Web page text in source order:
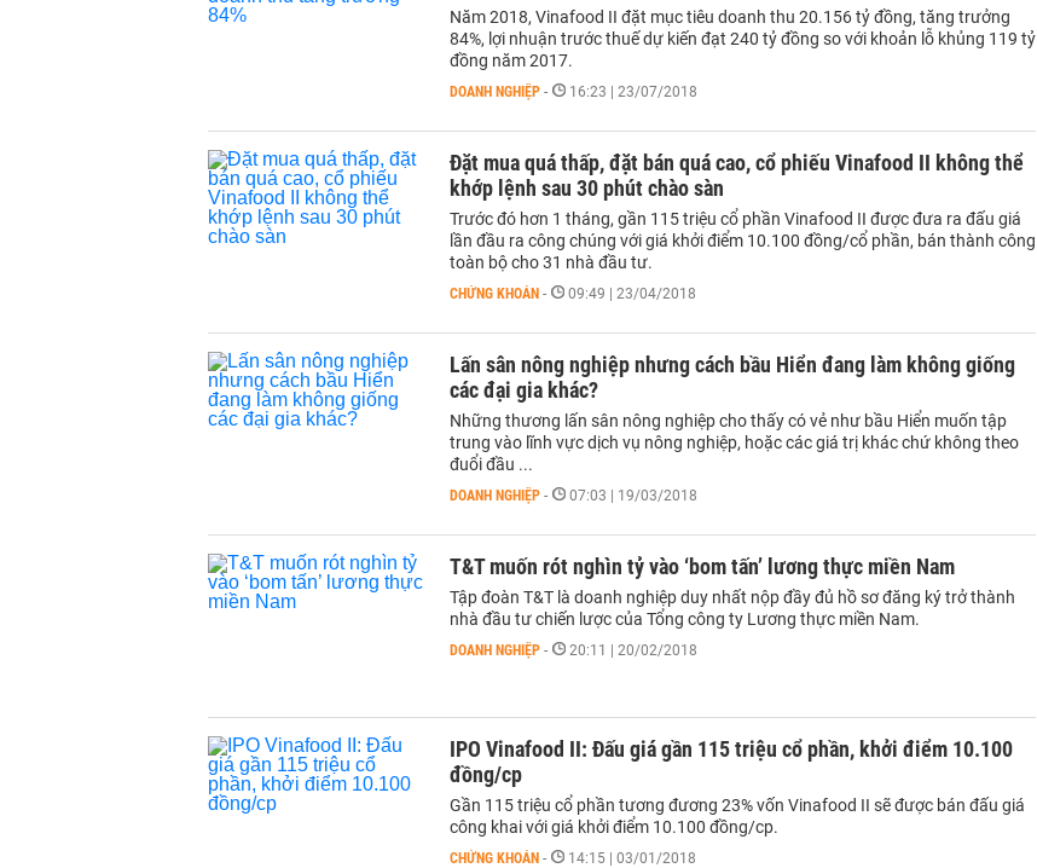
Năm 2018, Vinafood II đặt mục tiêu doanh thu 20.156 tỷ đồng, tăng trưởng
84%, lợi nhuận trước thuế dự kiến đạt 240 tỷ đồng so với khoản lỗ khủng 119 tỷ
đồng năm 2017.
DOANH NGHIỆP - 16:23 | 23/07/2018
Đặt mua quá thấp, đặt bán quá cao, cổ phiếu Vinafood II không thể
khớp lệnh sau 30 phút chào sàn
Trước đó hơn 1 tháng, gần 115 triệu cổ phần Vinafood II được đưa ra đấu giá
lần đầu ra công chúng với giá khởi điểm 10.100 đồng/cổ phần, bán thành công
toàn bộ cho 31 nhà đầu tư.
CHỨNG KHOÁN - 09:49 | 23/04/2018
Lấn sân nông nghiệp nhưng cách bầu Hiển đang làm không giống
các đại gia khác?
Những thương lấn sân nông nghiệp cho thấy có vẻ như bầu Hiển muốn tập
trung vào lĩnh vực dịch vụ nông nghiệp, hoặc các giá trị khác chứ không theo
đuổi đầu ...
DOANH NGHIỆP - 07:03 | 19/03/2018
T&T muốn rót nghìn tỷ vào ‘bom tấn’ lương thực miền Nam
Tập đoàn T&T là doanh nghiệp duy nhất nộp đầy đủ hồ sơ đăng ký trở thành
nhà đầu tư chiến lược của Tổng công ty Lương thực miền Nam.
DOANH NGHIỆP - 20:11 | 20/02/2018
IPO Vinafood II: Đấu giá gần 115 triệu cổ phần, khởi điểm 10.100
đồng/cp
Gần 115 triệu cổ phần tương đương 23% vốn Vinafood II sẽ được bán đấu giá
công khai với giá khởi điểm 10.100 đồng/cp.
CHỨNG KHOÁN - 14:15 | 03/01/2018